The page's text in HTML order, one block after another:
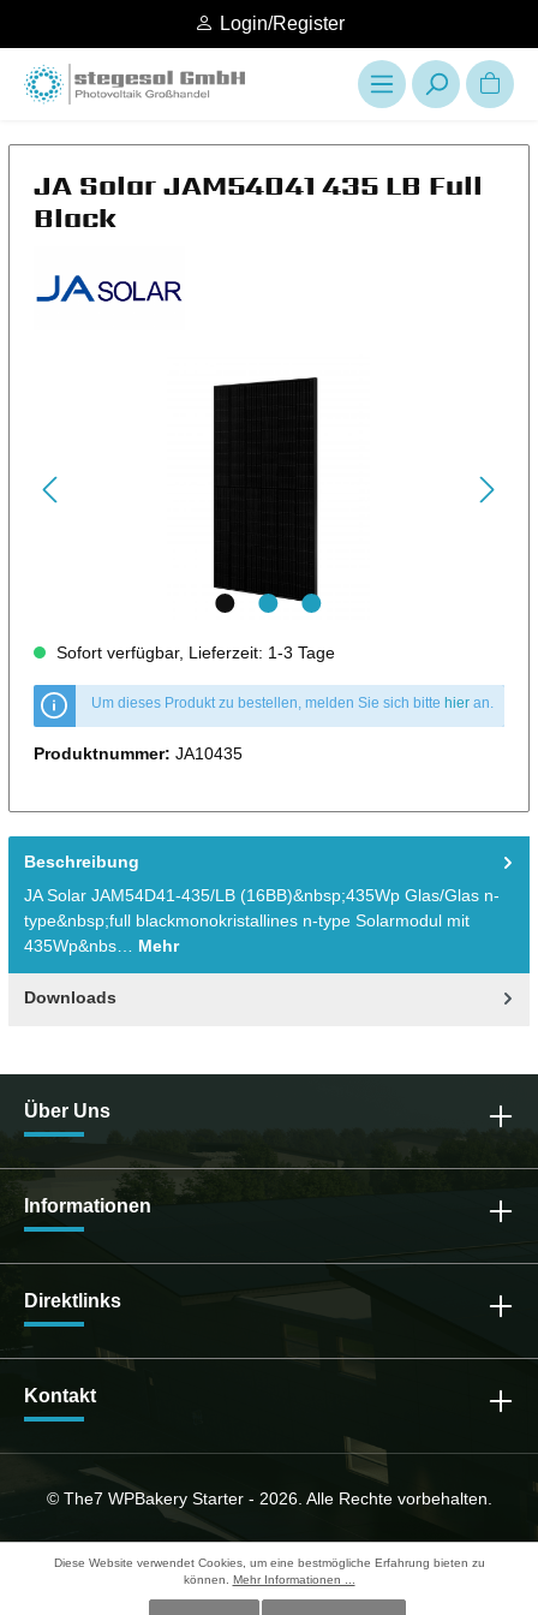
Login/Register
JA Solar JAM54D41 435 LB Full
Black
Sofort verfügbar, Lieferzeit: 1-3 Tage
Um dieses Produkt zu bestellen, melden Sie sich bitte hieran.
Produktnummer: JA10435
Beschreibung
JA Solar JAM54D41-435/LB (16BB)&nbsp;435Wp Glas/Glas n-
type&nbsp;full blackmonokristallines n-type Solarmodul mit
435Wp&nbs… Mehr
Downloads
Über Uns
Informationen
Direktlinks
Kontakt
© The7 WPBakery Starter - 2026. Alle Rechte vorbehalten.
Diese Website verwendet Cookies, um eine bestmögliche Erfahrung bieten zu
können. Mehr Informationen ...